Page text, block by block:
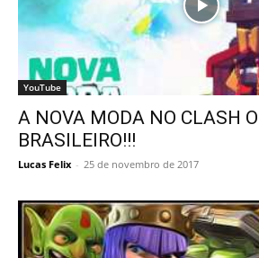
YouTube
A NOVA MODA NO CLASH
BRASILEIRO!!!
Lucas Felix - 25 de novembro de 2017